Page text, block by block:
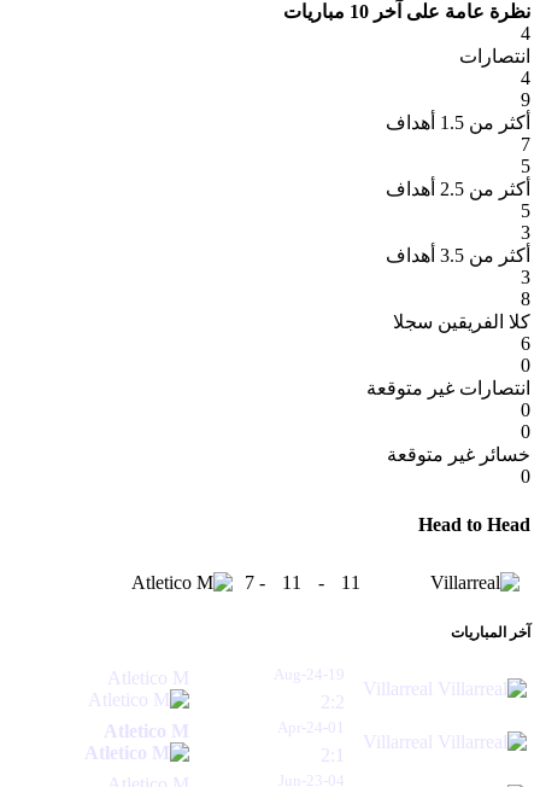
نظرة عامة على آخر 10 مباريات
4
انتصارات
4
9
أكثر من 1.5 أهداف
7
5
أكثر من 2.5 أهداف
5
3
أكثر من 3.5 أهداف
3
8
كلا الفريقين سجلا
6
0
انتصارات غير متوقعة
0
0
خسائر غير متوقعة
0
Head to Head
11
-
11
-
7
آخر المباريات
19-Aug-24
2:2
Atletico M
01-Apr-24
2:1
Atletico M
04-Jun-23